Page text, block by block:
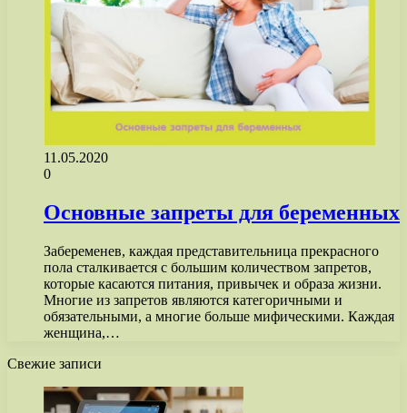
11.05.2020
0
Основные запреты для беременных
Забеременев, каждая представительница прекрасного
пола сталкивается с большим количеством запретов,
которые касаются питания, привычек и образа жизни.
Многие из запретов являются категоричными и
обязательными, а многие больше мифическими. Каждая
женщина,…
Свежие записи